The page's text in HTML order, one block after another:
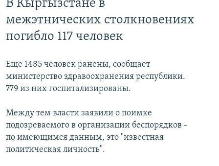
FƏRQƏ BAX
QANUNI DOĞRU
MULTIMEDIA
VIDEO
İNFOQRAFIKA
RADIO ARXIV
AZƏRBAYCAN ƏDƏBIYYATI KITABXANASI
İZ - MƏDƏNIYYƏT PROQRAMI
MISSIYAMIZ
PEŞƏ ETIKASI VƏ JURNALISTIKA STANDARTLARIMIZ
MATERIALLARIMIZDAN ISTIFADƏ
BIZI IZLƏ
В Кыргызстане в
межэтнических столкновениях
погибло 117 человек
Еще 1485 человек ранены, сообщает
министерство здравоохранения республики.
779 из них госпитализированы.
Между тем власти заявили о поимке
подозреваемого в организации беспорядков -
по имеющимся данным, это "известная
политическая личность".